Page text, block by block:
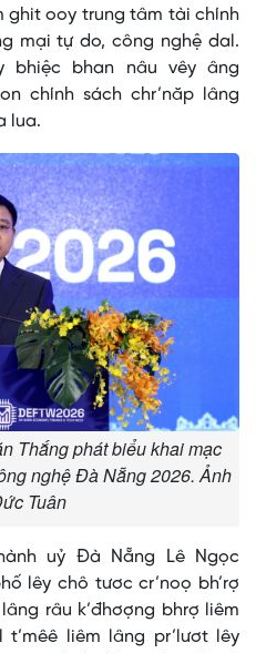
ghit ooy trung tâm tài chính
mại tự do, công nghệ dal.
bhiệc bhan nâu vêy âng
chính sách chr’năp lâng
lua.
Thắng phát biểu khai mạc
nghệ Đà Nẵng 2026. Ảnh
Tuân
uỷ Đà Nẵng Lê Ngọc
lêy chô tươc cr’noọ bh’rợ
râu k’đhơợng bhrợ liêm
t’mêê liêm lâng pr’lươt lêy